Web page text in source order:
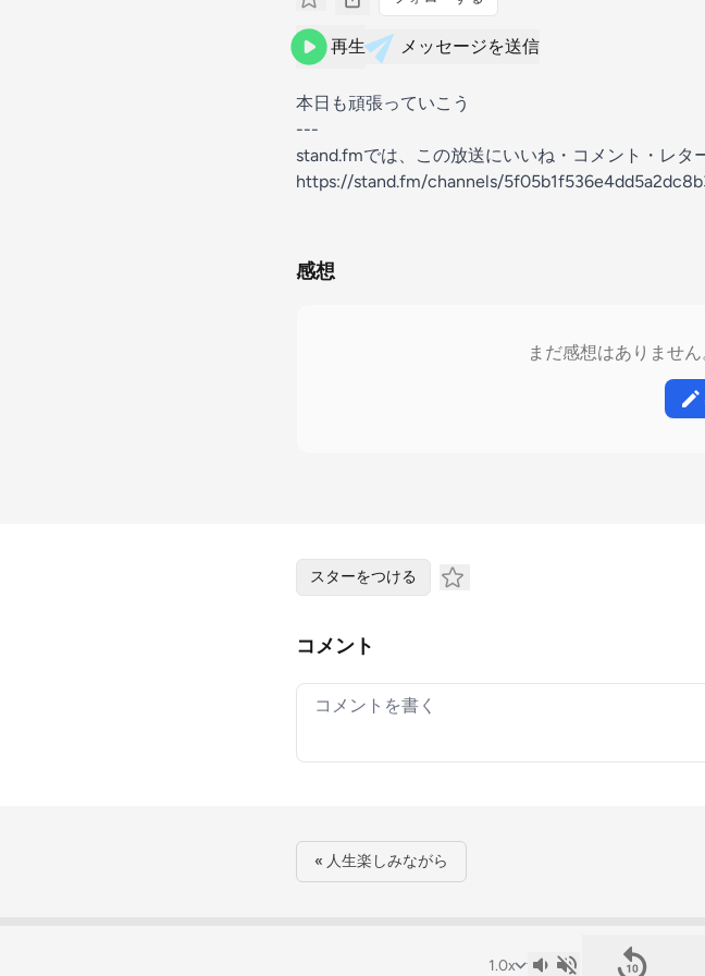
再生 メッセージを送信
本日も頑張っていこう
---
stand.fmでは、この放送にいいね・コメント・レタ
https://stand.fm/channels/
感想
まだ感想はありませ
スターをつける
コメント
Your comment
« 人生楽しみながら